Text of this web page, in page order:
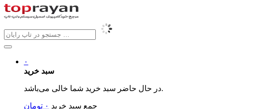
۰
سبد خرید
در حال حاضر سبد خرید شما خالی می‌باشد.
جمع سبد خرید ۰ تومان